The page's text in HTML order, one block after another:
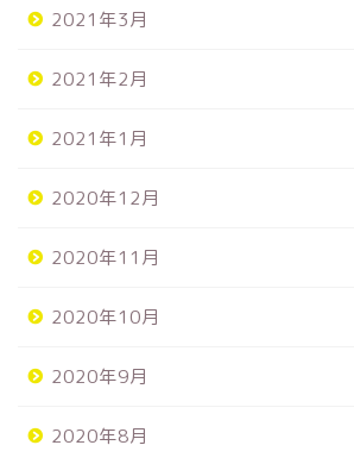
2021年3月
2021年2月
2021年1月
2020年12月
2020年11月
2020年10月
2020年9月
2020年8月